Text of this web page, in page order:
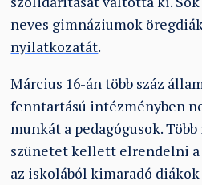
neves gimnáziumok
nyilatkozatát.
Március 16-án több száz
fenntartású intézményben
munkát a pedagógusok.
szünetet kellett elrendelni a
az iskolából kimaradó